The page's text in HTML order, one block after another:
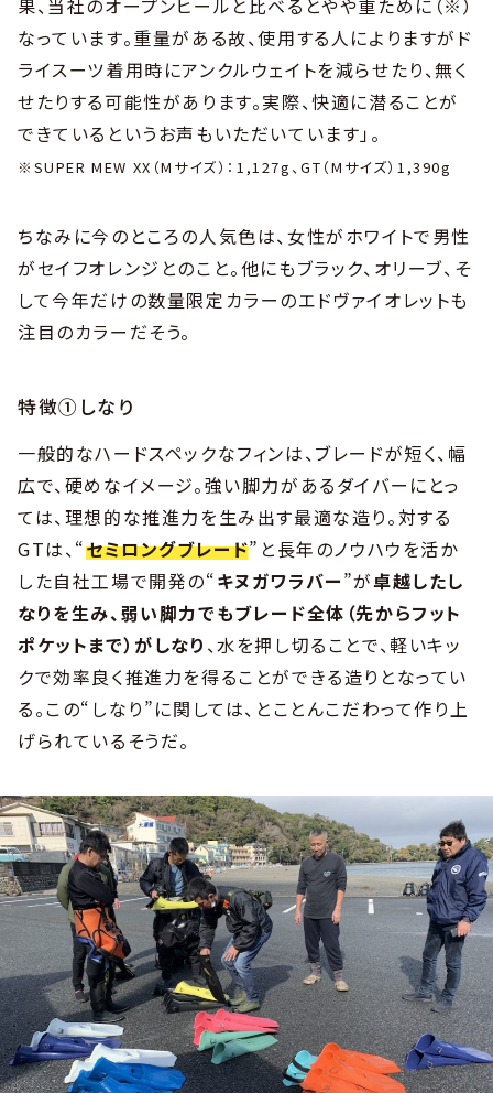
なっています。重量がある故、使用する人によりますがド
ライスーツ着用時にアンクルウェイトを減らせたり、無く
せたりする可能性があります。実際、快適に潜ることが
できているというお声もいただいています」。
※SUPER MEW XX（Mサイズ）：1,127g、GT（Mサイズ）1,390g
ちなみに今のところの人気色は、女性がホワイトで男性
がセイフオレンジとのこと。他にもブラック、オリーブ、そ
して今年だけの数量限定カラーのエドヴァイオレットも
注目のカラーだそう。
特徴①しなり
一般的なハードスペックなフィンは、ブレードが短く、幅
広で、硬めなイメージ。強い脚力があるダイバーにとっ
ては、理想的な推進力を生み出す最適な造り。対する
GTは、“セミロングブレード”と長年のノウハウを活か
した自社工場で開発の“キヌガワラバー”が卓越したし
なりを生み、弱い脚力でもブレード全体（先からフット
ポケットまで）がしなり 、水を押し切ることで、軽いキッ
クで効率良く推進力を得ることができる造りとなってい
る。この“しなり”に関しては、とことんこだわって作り上
げられているそうだ。